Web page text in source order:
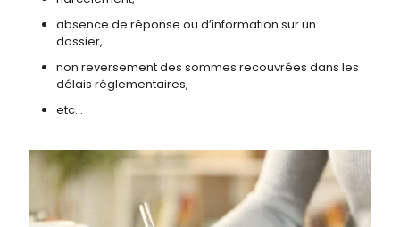
absence de réponse ou d’information sur un
dossier,
non reversement des sommes recouvrées dans les
délais réglementaires,
etc…